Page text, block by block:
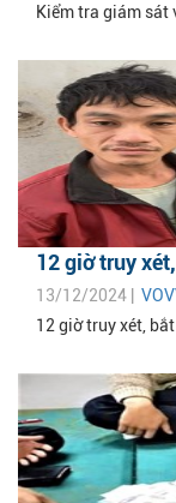
Kiểm tra giám sát
12 giờ truy
13/12/2024 |
12 giờ truy xét,